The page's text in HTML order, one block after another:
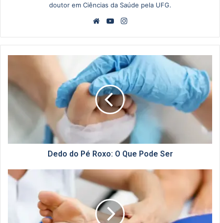
doutor em Ciências da Saúde pela UFG.
WebsiteYouTube
Pé
Roxo:
Dedo do Pé Roxo: O Que Pode Ser
Fascite
Plantar: